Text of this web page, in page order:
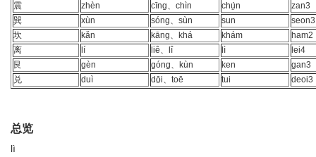
震
zhèn cīng、chìn chṳ́n
zan3
巽
xùn sóng、sùn sun
seon3
坎
kǎn kāng、khá khám
ham2
离
lí liê、lî lì
lei4
艮
gèn góng、kùn ken
gan3
兑
duì dō̤i、toē tui deoi3
总览
lì